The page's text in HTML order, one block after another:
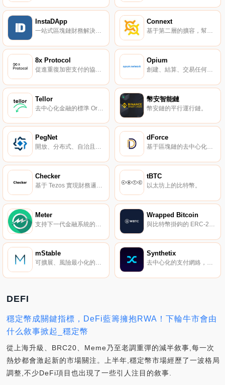
InstaDApp
一站式區塊鏈財務解決方案。
Connext
基于第二層的擴容，幫助以太坊項目快速交易。
8x Protocol
促進重復加密支付的協議。
Opium
創建、結算、交易任何衍生品的通用協議。
Tellor
去中心化金融的標準 Oracle。
幣安智能鏈
幣安鏈的平行運行鏈。
PegNet
開放、分布式、自治且可挖礦的穩定幣網絡。
dForce
基于區塊鏈的去中心化金融 DeFi 和貨幣協議平臺。
Checker
基于 Tezos 實現財務邏輯的項目，類似 MakerDAO。
tBTC
以太坊上的比特幣。
Meter Wrapped Bitcoin
mStable
可擴展、風險最小化的穩定資產去中心化平臺。
Synthetix
去中心化的支付網絡，用于日常數字貨幣消費。
DEFI
穩定幣成關鍵指標，DeFi藍籌擁抱RWA！下輪牛市會由
什么敘事掀起_穩定幣
從上海升級、BRC20、Meme乃至老調重彈的減半敘事,每一次
熱炒都會激起新的市場關注。上半年,穩定幣市場經歷了一波格局
調整,不少DeFi項目也出現了一些引人注目的敘事.